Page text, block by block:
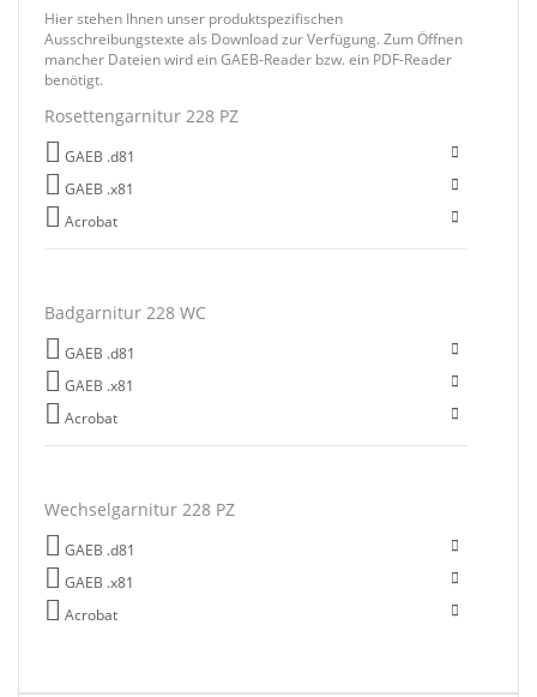
Hier stehen Ihnen unser produktspezifischen
Ausschreibungstexte als Download zur Verfügung. Zum Öffnen
mancher Dateien wird ein GAEB-Reader bzw. ein PDF-Reader
benötigt.
Rosettengarnitur 228 PZ
GAEB .d81
GAEB .x81
Acrobat
Badgarnitur 228 WC
GAEB .d81
GAEB .x81
Acrobat
Wechselgarnitur 228 PZ
GAEB .d81
GAEB .x81
Acrobat